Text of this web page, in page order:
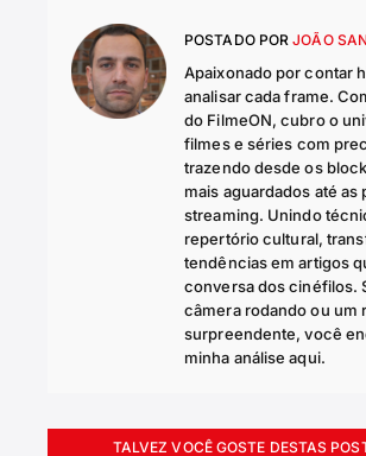
POSTADO POR JOÃO
Apaixonado por contar
analisar cada frame.
do FilmeON, cubro o
filmes e séries com
trazendo desde os
mais aguardados até as
streaming. Unindo
repertório cultural,
tendências em artigos
conversa dos cinéfilos.
câmera rodando ou um
surpreendente, você
minha análise aqui.
TALVEZ VOCÊ GOSTE DESTAS